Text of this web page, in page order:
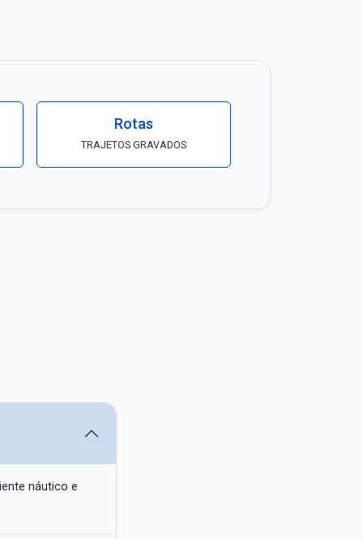
Rotas
TRAJETOS GRAVADOS
náutico e